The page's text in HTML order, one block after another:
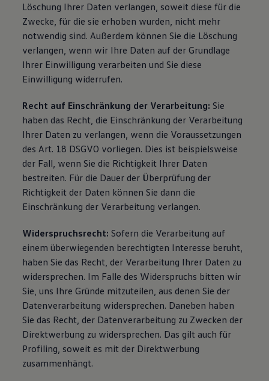
Löschung Ihrer Daten verlangen, soweit diese für die
Zwecke, für die sie erhoben wurden, nicht mehr
notwendig sind. Außerdem können Sie die Löschung
verlangen, wenn wir Ihre Daten auf der Grundlage
Ihrer Einwilligung verarbeiten und Sie diese
Einwilligung widerrufen.
Recht auf Einschränkung der Verarbeitung: Sie
haben das Recht, die Einschränkung der Verarbeitung
Ihrer Daten zu verlangen, wenn die Voraussetzungen
des Art. 18 DSGVO vorliegen. Dies ist beispielsweise
der Fall, wenn Sie die Richtigkeit Ihrer Daten
bestreiten. Für die Dauer der Überprüfung der
Richtigkeit der Daten können Sie dann die
Einschränkung der Verarbeitung verlangen.
Widerspruchsrecht: Sofern die Verarbeitung auf
einem überwiegenden berechtigten Interesse beruht,
haben Sie das Recht, der Verarbeitung Ihrer Daten zu
widersprechen. Im Falle des Widerspruchs bitten wir
Sie, uns Ihre Gründe mitzuteilen, aus denen Sie der
Datenverarbeitung widersprechen. Daneben haben
Sie das Recht, der Datenverarbeitung zu Zwecken der
Direktwerbung zu widersprechen. Das gilt auch für
Profiling, soweit es mit der Direktwerbung
zusammenhängt.